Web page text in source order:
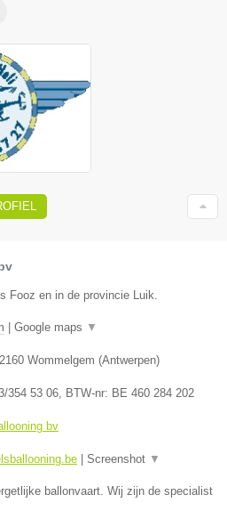
Fooz en in de provincie Luik.
Google maps ▼
2160 Wommelgem (Antwerpen)
354 53 06 , BTW-nr: BE 460 284 202
bv
Screenshot ▼
ballonvaart. Wij zijn de specialist